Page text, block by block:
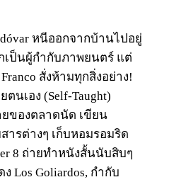
หนีออกจากบ้านไปอยู่
เป็นผู้กำกับภาพยนตร์ แต่
สั่งห้ามทุกสิ่งอย่าง!
นเอง (Self-Taught)
ของตลาดนัด เขียน
ารต่างๆ เก็บหอมรอมริด
8 ถ่ายทำหนังสั้นนับสิบๆ
Los Goliardos, กำกับ